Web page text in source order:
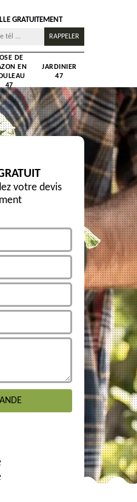
GRATUITEMENT
DE
EN
47
JARDINIER
47
votre devis